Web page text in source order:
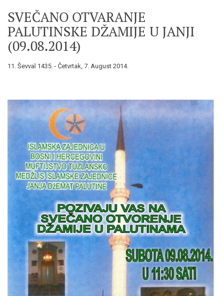
SVEČANO OTVARANJE
PALUTINSKE DŽAMIJE U JANJI
(09.08.2014)
11. Ševval 1435. - Četvrtak, 7. August 2014.